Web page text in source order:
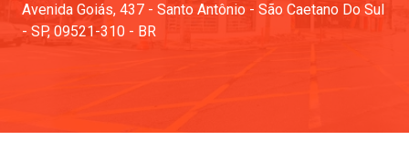
Avenida Goiás, 437 - Santo Antônio - São Caetano Do Sul
- SP, 09521-310 - BR